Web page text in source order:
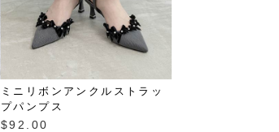
ミニリボンアンクルストラッ
プパンプス
$‌92.00